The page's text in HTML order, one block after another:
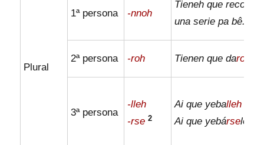
Plural
1ª persona -nnoh
Tieneh que
una serie pa bê.
2ª persona -roh Tienen que daroh
3ª persona
-lleh
-rse 2
Ai que yeballeh
Ai que yebárselo.